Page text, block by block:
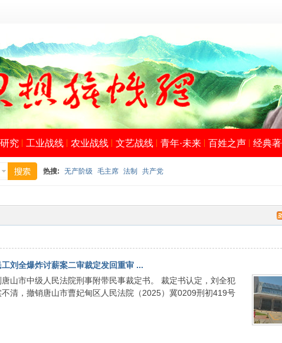
究 工业战线 农业战线 文艺战线 青年·未来 百姓之声 经典
热搜: 无产阶级 毛主席 法制 共产党
刘全爆炸讨薪案二审裁定发回重审 ...
山市中级人民法院刑事附带民事裁定书。 裁定书认定，刘全犯
清，撤销唐山市曹妃甸区人民法院（2025）冀0209刑初419号